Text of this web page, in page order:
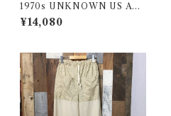
1970s UNKNOWN US AR
MY Style Utility Pants / Ba
ker 70年代 米軍 ベイカー パ
¥14,080